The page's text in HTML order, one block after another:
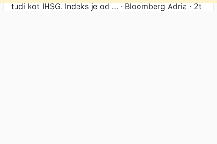
tudi kot IHSG. Indeks je od …· Bloomberg Adria · 2t